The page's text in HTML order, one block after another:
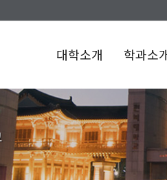
대학소개 학과소